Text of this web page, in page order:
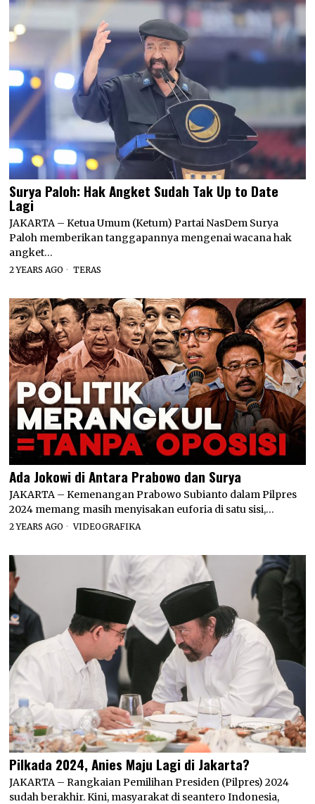
Surya Paloh: Hak Angket Sudah Tak Up to Date
Lagi
JAKARTA – Ketua Umum (Ketum) Partai NasDem Surya
Paloh memberikan tanggapannya mengenai wacana hak
angket…
2 YEARS AGO TERAS
Ada Jokowi di Antara Prabowo dan Surya
JAKARTA – Kemenangan Prabowo Subianto dalam Pilpres
2024 memang masih menyisakan euforia di satu sisi,…
2 YEARS AGO VIDEOGRAFIKA
Pilkada 2024, Anies Maju Lagi di Jakarta?
JAKARTA – Rangkaian Pemilihan Presiden (Pilpres) 2024
sudah berakhir. Kini, masyarakat di seantero Indonesia,